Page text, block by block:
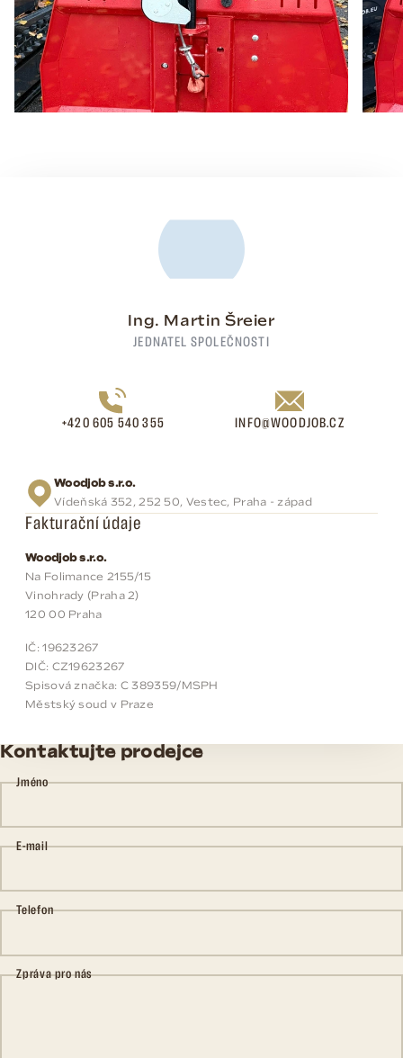
Ing. Martin Šreier
JEDNATEL SPOLEČNOSTI
+420 605 540 355 INFO@WOODJOB.CZ
Woodjob s.r.o.
Vídeňská 352, 252 50, Vestec, Praha - západ
Fakturační údaje
Woodjob s.r.o.
Na Folimance 2155/15
Vinohrady (Praha 2)
120 00 Praha
IČ: 19623267
DIČ: CZ19623267
Spisová značka: C 389359/MSPH
Městský soud v Praze
Kontaktujte prodejce
Jméno
E-mail
Telefon
Zpráva pro nás